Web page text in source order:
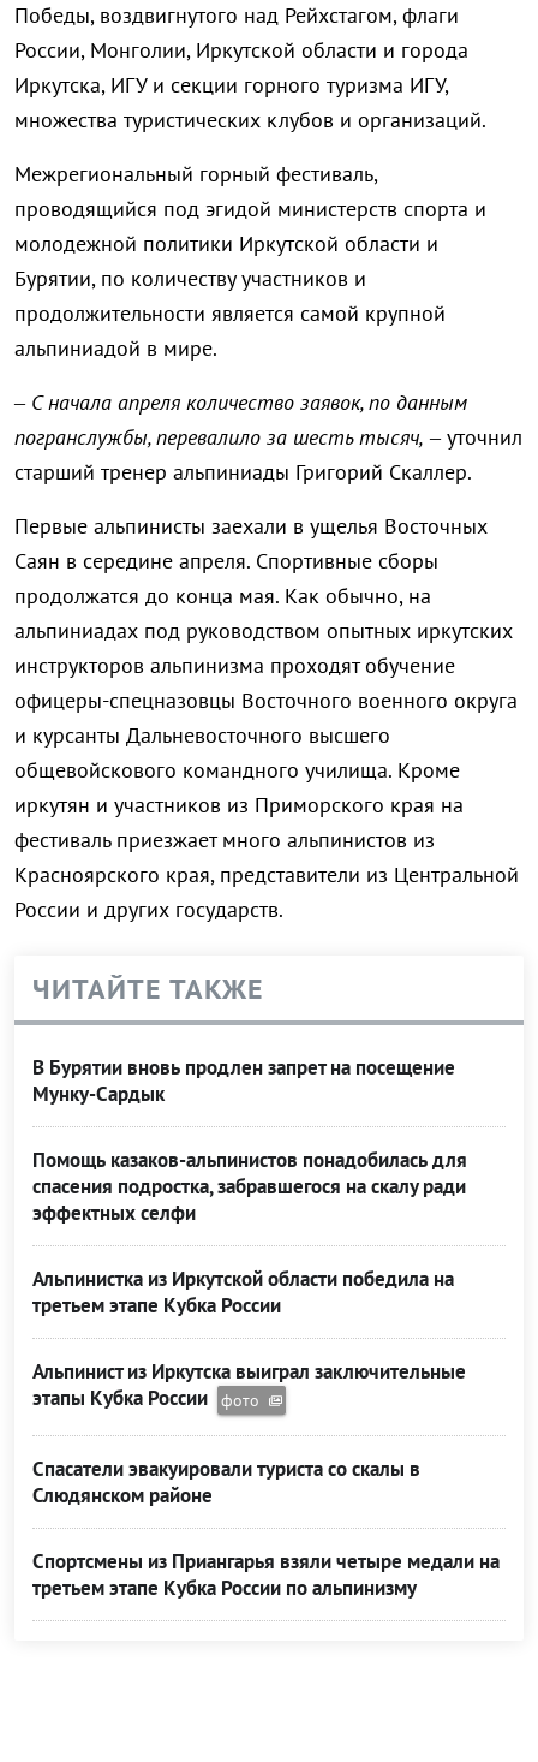
Победы, воздвигнутого над Рейхстагом, флаги
России, Монголии, Иркутской области и города
Иркутска, ИГУ и секции горного туризма ИГУ,
множества туристических клубов и организаций.
Межрегиональный горный фестиваль,
проводящийся под эгидой министерств спорта и
молодежной политики Иркутской области и
Бурятии, по количеству участников и
продолжительности является самой крупной
альпиниадой в мире.
– С начала апреля количество заявок, по данным
погранслужбы, перевалило за шесть тысяч, – уточнил
старший тренер альпиниады Григорий Скаллер.
Первые альпинисты заехали в ущелья Восточных
Саян в середине апреля. Спортивные сборы
продолжатся до конца мая. Как обычно, на
альпиниадах под руководством опытных иркутских
инструкторов альпинизма проходят обучение
офицеры-спецназовцы Восточного военного округа
и курсанты Дальневосточного высшего
общевойскового командного училища. Кроме
иркутян и участников из Приморского края на
фестиваль приезжает много альпинистов из
Красноярского края, представители из Центральной
России и других государств.
ЧИТАЙТЕ ТАКЖЕ
В Бурятии вновь продлен запрет на посещение
Мунку-Сардык
Помощь казаков-альпинистов понадобилась для
спасения подростка, забравшегося на скалу ради
эффектных селфи
Альпинистка из Иркутской области победила на
третьем этапе Кубка России
Альпинист из Иркутска выиграл заключительные
этапы Кубка России
фото
Спасатели эвакуировали туриста со скалы в
Слюдянском районе
Спортсмены из Приангарья взяли четыре медали на
третьем этапе Кубка России по альпинизму